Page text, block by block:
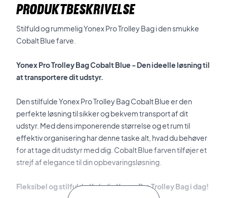
PRODUKTBESKRIVELSE
Stilfuld og rummelig Yonex Pro Trolley Bag i den smukke
Cobalt Blue farve.
Yonex Pro Trolley Bag Cobalt Blue - Den ideelle løsning til
at transportere dit udstyr.
Den stilfulde Yonex Pro Trolley Bag Cobalt Blue er den
perfekte løsning til sikker og bekvem transport af dit
udstyr. Med dens imponerende størrelse og et rum til
effektiv organisering har denne taske alt, hvad du behøver
for at tage dit udstyr med dig. Cobalt Blue farven tilføjer et
strejf af elegance til din opbevaringsløsning.
Fleksibel og stilfuld - Køb din Yonex Pro Trolley Bag i dag!